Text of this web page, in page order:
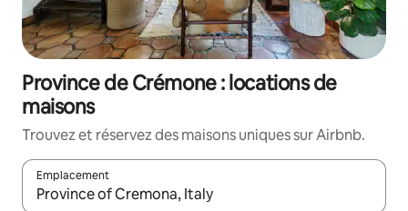
Province de Crémone : locations de
maisons
Trouvez et réservez des maisons uniques sur Airbnb.
Emplacement
Quand les résultats sont affichés, parcourez-les en utilisant